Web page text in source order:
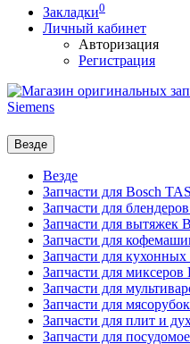
Закладки0
Личный кабинет
Авторизация
Регистрация
Везде
Везде
Запчасти для Bosch
Запчасти для
Запчасти для вытяжек
Запчасти для
Запчасти для
Запчасти для миксеров
Запчасти для
Запчасти для
Запчасти для плит и
Запчасти для